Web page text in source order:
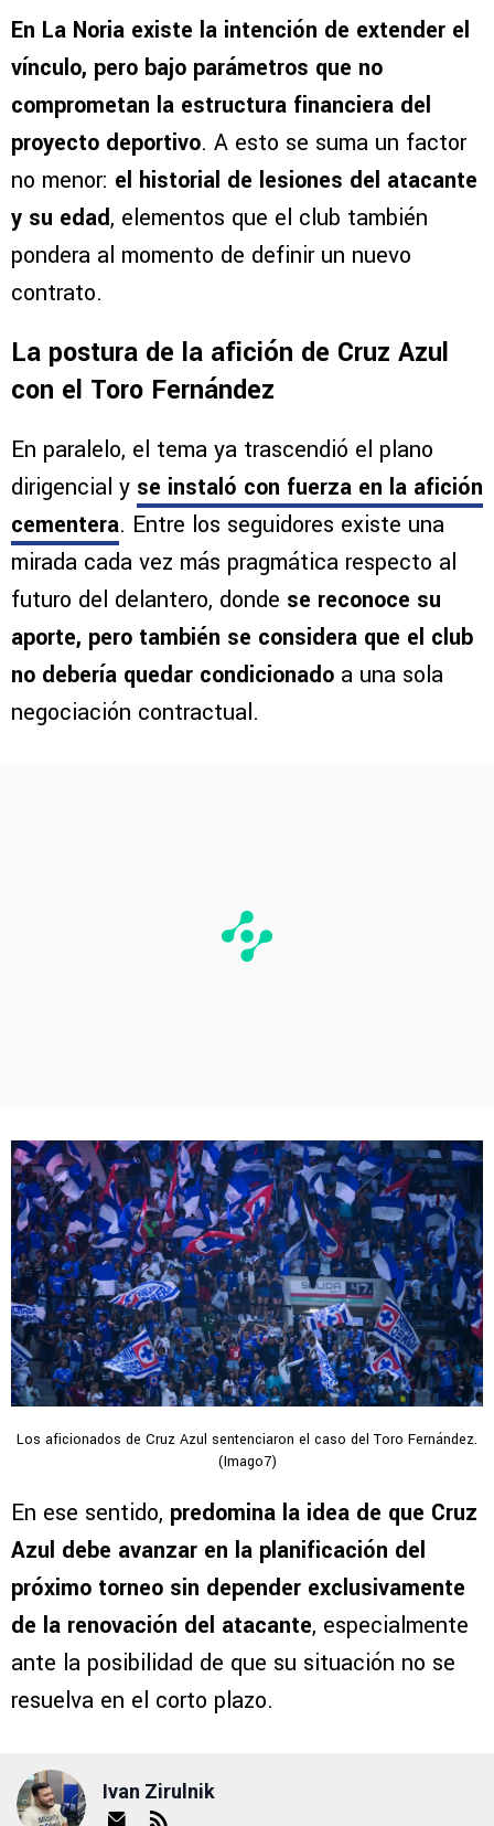
En La Noria existe la intención de extender el
vínculo, pero bajo parámetros que no
comprometan la estructura financiera del
proyecto deportivo. A esto se suma un factor
no menor: el historial de lesiones del atacante
y su edad, elementos que el club también
pondera al momento de definir un nuevo
contrato.
La postura de la afición de Cruz Azul
con el Toro Fernández
En paralelo, el tema ya trascendió el plano
dirigencial y se instaló con fuerza en la afición
cementera. Entre los seguidores existe una
mirada cada vez más pragmática respecto al
futuro del delantero, donde se reconoce su
aporte, pero también se considera que el club
no debería quedar condicionado a una sola
negociación contractual.
Los aficionados de Cruz Azul sentenciaron el caso del Toro Fernández.
(Imago7)
En ese sentido, predomina la idea de que Cruz
Azul debe avanzar en la planificación del
próximo torneo sin depender exclusivamente
de la renovación del atacante, especialmente
ante la posibilidad de que su situación no se
resuelva en el corto plazo.
Ivan Zirulnik